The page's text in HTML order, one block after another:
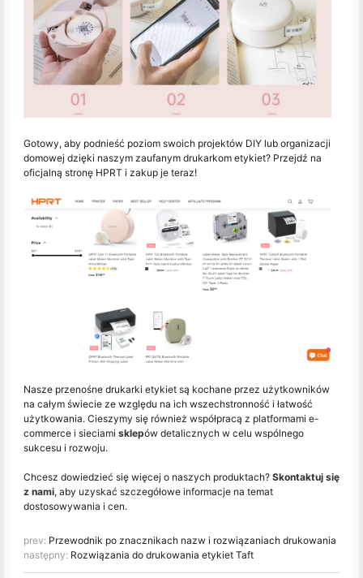
Gotowy, aby podnieść poziom swoich projektów DIY lub organizacji
domowej dzięki naszym zaufanym drukarkom etykiet? Przejdź na
oficjalną stronę HPRT i zakup je teraz!
Nasze przenośne drukarki etykiet są kochane przez użytkowników
na całym świecie ze względu na ich wszechstronność i łatwość
użytkowania. Cieszymy się również współpracą z platformami e-
commerce i sieciami sklepów detalicznych w celu wspólnego
sukcesu i rozwoju.
Chcesz dowiedzieć się więcej o naszych produktach? Skontaktuj się
z nami, aby uzyskać szczegółowe informacje na temat
dostosowywania i cen.
prev: Przewodnik po znacznikach nazw i rozwiązaniach drukowania
następny: Rozwiązania do drukowania etykiet Taft